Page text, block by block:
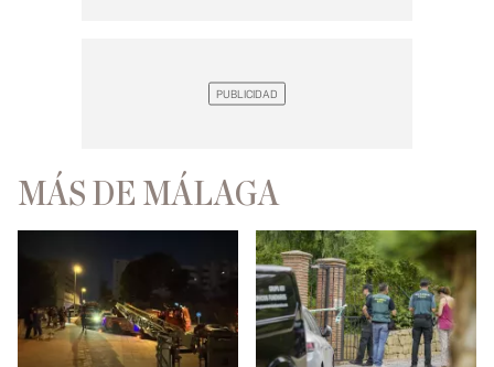
MÁS DE MÁLAGA